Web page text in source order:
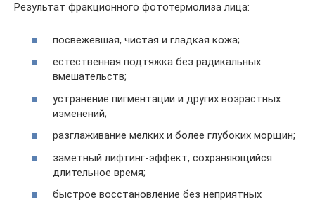
Результат фракционного фототермолиза лица:
посвежевшая, чистая и гладкая кожа;
естественная подтяжка без радикальных
вмешательств;
устранение пигментации и других возрастных
изменений;
разглаживание мелких и более глубоких морщин;
заметный лифтинг-эффект, сохраняющийся
длительное время;
быстрое восстановление без неприятных